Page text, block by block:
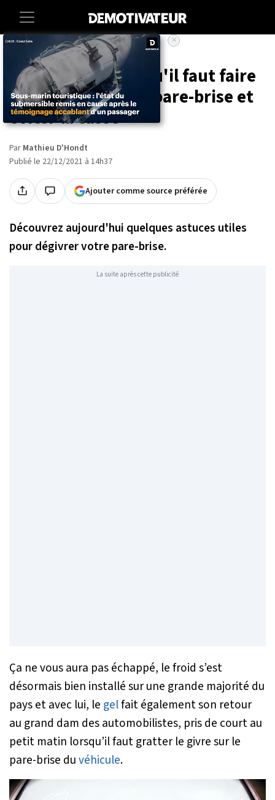
Lifestyle
Astuces : voici ce qu'il faut faire
pour dégivrer son pare-brise et
éviter la casse
Par Mathieu D'Hondt
Publié le 22/12/2021 à 14h37
Ajouter comme source préférée
Découvrez aujourd'hui quelques astuces utiles
pour dégivrer votre pare-brise.
La suite après cette publicité
Ça ne vous aura pas échappé, le froid s’est
désormais bien installé sur une grande majorité du
pays et avec lui, le gelfait également son retour
au grand dam des automobilistes, pris de court au
petit matin lorsqu’il faut gratter le givre sur le
pare-brise duvéhicule.
×